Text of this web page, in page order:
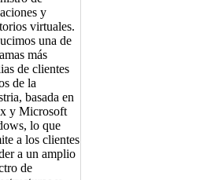
y
virtuales.
una de
más
de clientes
de la
basada ​​en
y Microsoft
lo que
a los clientes
a un amplio
de